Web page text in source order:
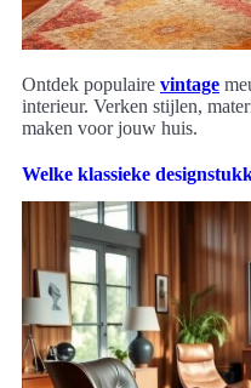
Ontdek populaire vintage
interieur. Verken stijlen,
maken voor jouw huis.
Welke klassieke